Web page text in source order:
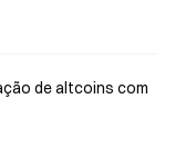
de altcoins com